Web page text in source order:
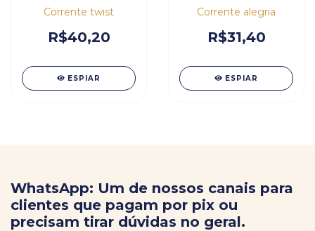
Corrente twist
R$40,20
ESPIAR
Corrente alegria
R$31,40
ESPIAR
WhatsApp: Um de nossos canais para
clientes que pagam por pix ou
precisam tirar dúvidas no geral.